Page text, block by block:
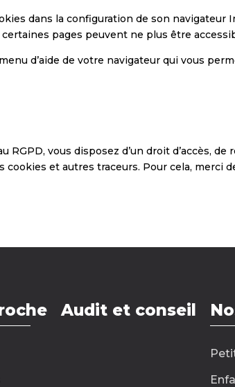
dans la configuration de son navigateur
pages peuvent ne plus être
d’aide de votre navigateur qui vous
vous disposez d’un droit d’accès, de
et autres traceurs. Pour cela, merci
Audit et conseil